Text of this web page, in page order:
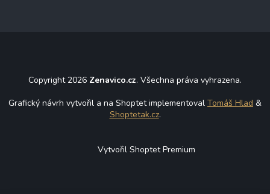
Copyright 2026 Zenavico.cz. Všechna práva vyhrazena.
Grafický návrh vytvořil a na Shoptet implementoval Tomáš Hlad &
Shoptetak.cz.
Vytvořil Shoptet Premium